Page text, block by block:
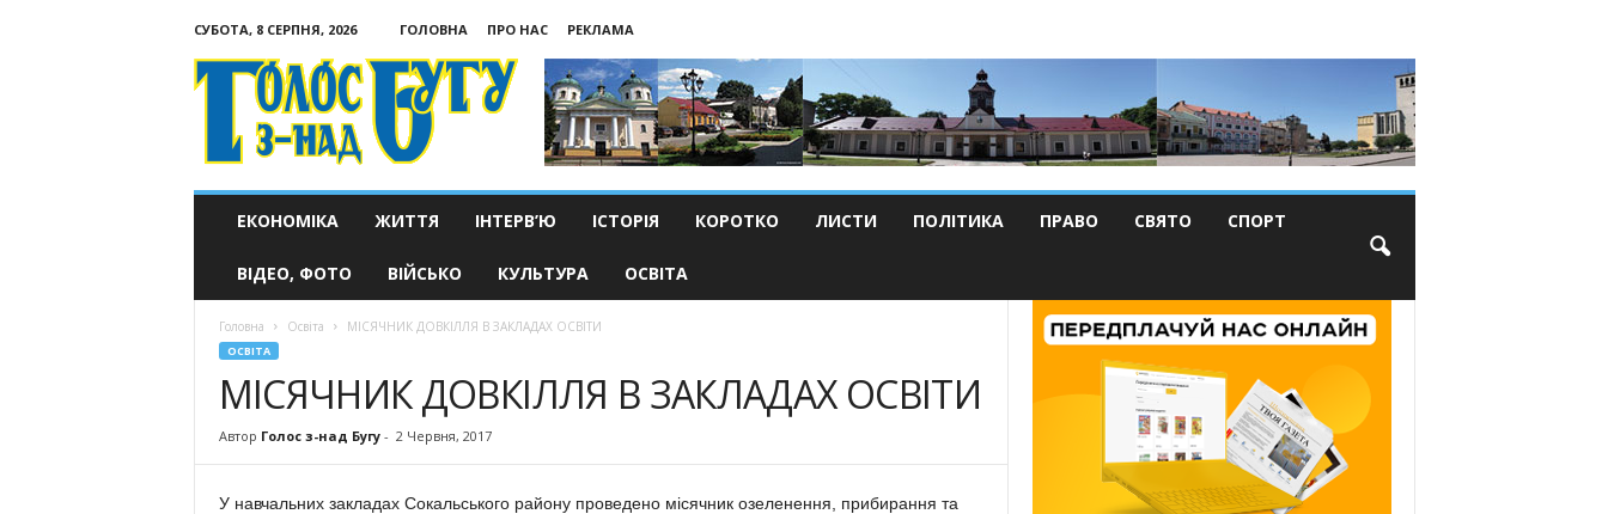
СУБОТА, 8 СЕРПНЯ, 2026 ГОЛОВНА ПРО НАС
РЕКЛАМА
Голос
з-
ЕКОНОМІКА ЖИТТЯ ІНТЕРВ’Ю ІСТОРІЯ КОРОТКО ЛИСТИ ПОЛІТИКА ПРАВО СВЯТО СПОРТ
ВІДЕО, ФОТО ВІЙСЬКО КУЛЬТУРА ОСВІТА
Головна Освіта МІСЯЧНИК ДОВКІЛЛЯ В ЗАКЛАДАХ ОСВІТИ
ОСВІТА
МІСЯЧНИК ДОВКІЛЛЯ В ЗАКЛАДАХ ОСВІТИ
Автор Голос з-над Бугу- 2 Червня, 2017
У навчальних закладах Сокальського району проведено місячник озеленення, прибирання та